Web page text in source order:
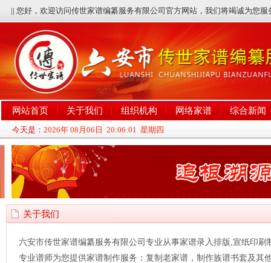
|| 您好，欢迎访问传世家谱编纂服务有限公司官方网站，我们将竭诚为您服
网站首页 关于我们 组织机构 网络家谱 综合新闻
今天是： 2026年 08月06日 20:06:02 星期四
关于我们
六安市传世家谱编纂服务有限公司专业从事家谱录入排版,宣纸印
专业谱师为您提供家谱制作服务：复制老家谱，制作族谱书套及其